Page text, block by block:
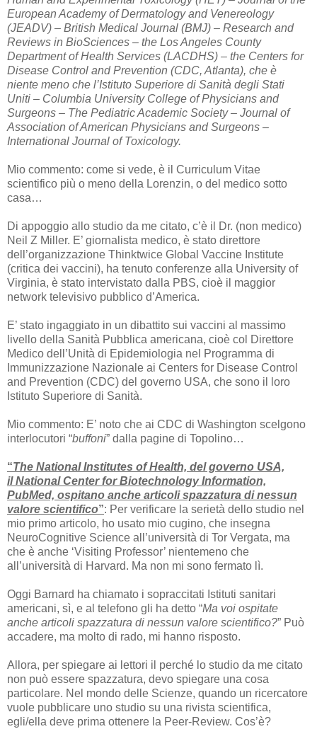
European Academy of Dermatology and Venereology
(JEADV) – British Medical Journal (BMJ) – Research and
Reviews in BioSciences – the Los Angeles County
Department of Health Services (LACDHS) – the Centers for
Disease Control and Prevention (CDC, Atlanta), che è
niente meno che l’Istituto Superiore di Sanità degli Stati
Uniti – Columbia University College of Physicians and
Surgeons – The Pediatric Academic Society – Journal of
Association of American Physicians and Surgeons –
International Journal of Toxicology.
Mio commento: come si vede, è il Curriculum Vitae
scientifico più o meno della Lorenzin, o del medico sotto
casa…
Di appoggio allo studio da me citato, c’è il Dr. (non medico)
Neil Z Miller. E’ giornalista medico, è stato direttore
dell’organizzazione Thinktwice Global Vaccine Institute
(critica dei vaccini), ha tenuto conferenze alla University of
Virginia, è stato intervistato dalla PBS, cioè il maggior
network televisivo pubblico d’America.
E’ stato ingaggiato in un dibattito sui vaccini al massimo
livello della Sanità Pubblica americana, cioè col Direttore
Medico dell’Unità di Epidemiologia nel Programma di
Immunizzazione Nazionale ai Centers for Disease Control
and Prevention (CDC) del governo USA, che sono il loro
Istituto Superiore di Sanità.
Mio commento: E’ noto che ai CDC di Washington scelgono
interlocutori “buffoni” dalla pagine di Topolino…
“The National Institutes of Health, del governo USA,
il National Center for Biotechnology Information,
PubMed, ospitano anche articoli spazzatura di nessun
valore scientifico”: Per verificare la serietà dello studio nel
mio primo articolo, ho usato mio cugino, che insegna
NeuroCognitive Science all’università di Tor Vergata, ma
che è anche ‘Visiting Professor’ nientemeno che
all’università di Harvard. Ma non mi sono fermato lì.
Oggi Barnard ha chiamato i sopraccitati Istituti sanitari
americani, sì, e al telefono gli ha detto “Ma voi ospitate
anche articoli spazzatura di nessun valore scientifico?” Può
accadere, ma molto di rado, mi hanno risposto.
Allora, per spiegare ai lettori il perché lo studio da me citato
non può essere spazzatura, devo spiegare una cosa
particolare. Nel mondo delle Scienze, quando un ricercatore
vuole pubblicare uno studio su una rivista scientifica,
egli/ella deve prima ottenere la Peer-Review. Cos’è?